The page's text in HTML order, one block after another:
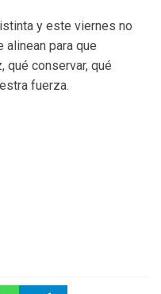
y este viernes no
para que
qué conservar, qué
fuerza.